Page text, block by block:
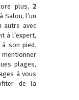
plus, 2
Salou, l’un
autre avec
à l’expert,
son pied.
plages,
à vous
de la